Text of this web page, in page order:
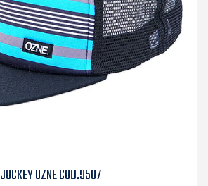
JOCKEY OZNE COD.9507